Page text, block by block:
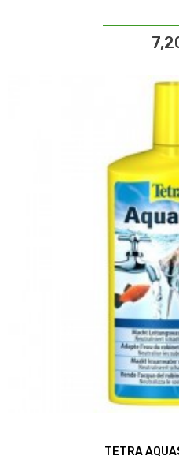
TETRA